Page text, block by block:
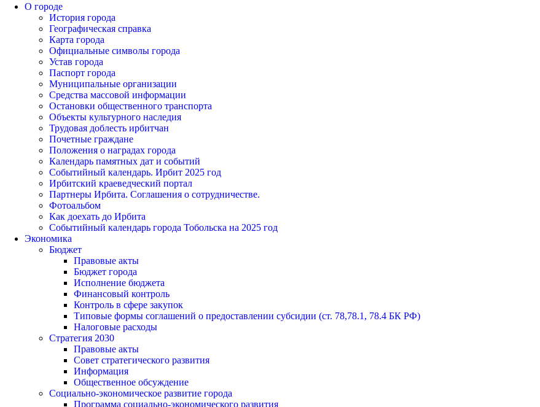
О городе
История города
Географическая справка
Карта города
Официальные символы города
Устав города
Паспорт города
Муниципальные организации
Средства массовой информации
Остановки общественного транспорта
Объекты культурного наследия
Трудовая доблесть ирбитчан
Почетные граждане
Положения о наградах города
Календарь памятных дат и событий
Событийный календарь. Ирбит 2025 год
Ирбитский краеведческий портал
Партнеры Ирбита. Соглашения о сотрудничестве.
Фотоальбом
Как доехать до Ирбита
Событийный календарь города Тобольска на 2025 год
Экономика
Бюджет
Правовые акты
Бюджет города
Исполнение бюджета
Финансовый контроль
Контроль в сфере закупок
Типовые формы соглашений о предоставлении субсидии (ст. 78,78.1, 78.4 БК РФ)
Налоговые расходы
Стратегия 2030
Правовые акты
Совет стратегического развития
Информация
Общественное обсуждение
Социально-экономическое развитие города
Программа социально-экономического развития